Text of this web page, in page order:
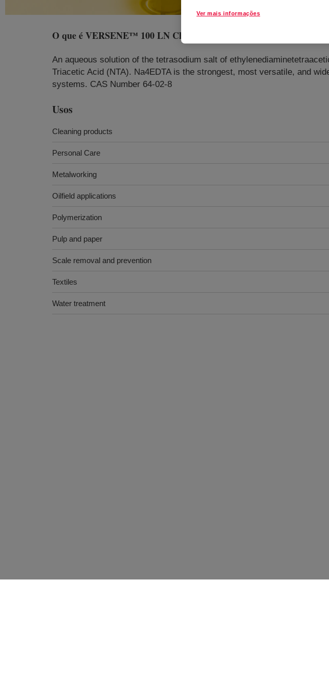
O que éVERSENE™ 100 LN Chelating Agent
An aqueous solution of the tetrasodium salt of
Triacetic Acid (NTA). Na4EDTA is the strongest, most versatile, and
systems. CAS Number 64-02-8
Usos
Cleaning products
Personal Care
Metalworking
Oilfield applications
Polymerization
Pulp and paper
Scale removal and prevention
Textiles
Water treatment
Ver mais informações